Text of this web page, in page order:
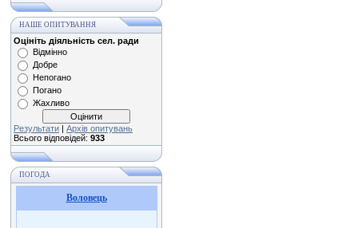
НАШЕ ОПИТУВАННЯ
Оцініть діяльність сел. ради
Відмінно
Добре
Непогано
Погано
Жахливо
Результати | Архів опитувань
Всього відповідей: 933
ПОГОДА
Воловець